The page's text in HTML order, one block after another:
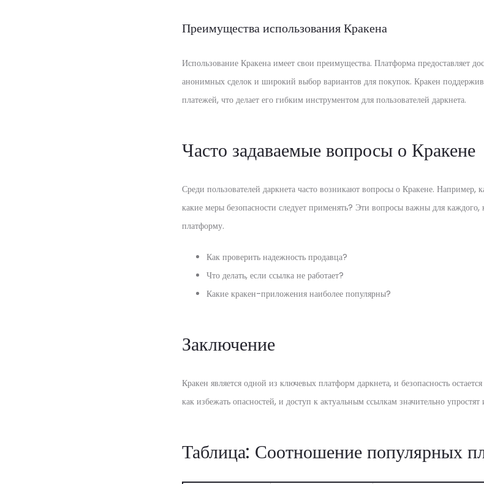
Преимущества использования Кракена
Использование Кракена имеет свои преимущества. Платформа предоставляет
анонимных сделок и широкий выбор вариантов для покупок. Кракен
платежей, что делает его гибким инструментом для пользователей даркнета.
Часто задаваемые вопросы о Кракене
Среди пользователей даркнета часто возникают вопросы о Кракене.
какие меры безопасности следует применять? Эти вопросы важны для каждого,
платформу.
Как проверить надежность продавца?
Что делать, если ссылка не работает?
Какие кракен-приложения наиболее популярны?
Заключение
Кракен является одной из ключевых платформ даркнета, и безопасность
как избежать опасностей, и доступ к актуальным ссылкам значительно упростят
Таблица: Соотношение популярных